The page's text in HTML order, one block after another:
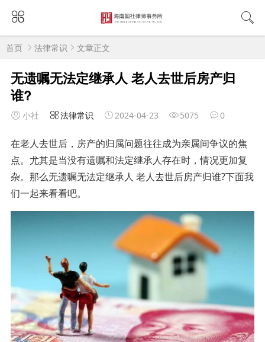
首页 法律常识 文章正文
无遗嘱无法定继承人 老人去世后房产归
谁?
小社 法律常识 2024-04-23 5075 0
在老人去世后，房产的归属问题往往成为亲属间争议的焦
点。尤其是当没有遗嘱和法定继承人存在时，情况更加复
杂。那么无遗嘱无法定继承人 老人去世后房产归谁?下面我
们一起来看看吧。